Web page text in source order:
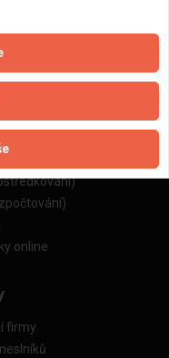
online
firmy